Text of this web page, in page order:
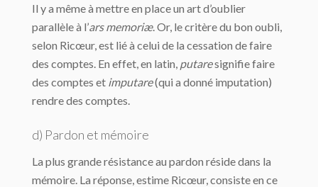
Il y a même à mettre en place un art d’oublier
parallèle à l’ars memoriæ. Or, le critère du bon oubli,
selon Ricœur, est lié à celui de la cessation de faire
des comptes. En effet, en latin, putaresignifie faire
des comptes et imputare(qui a donné imputation)
rendre des comptes.
d) Pardon et mémoire
La plus grande résistance au pardon réside dans la
mémoire. La réponse, estime Ricœur, consiste en ce